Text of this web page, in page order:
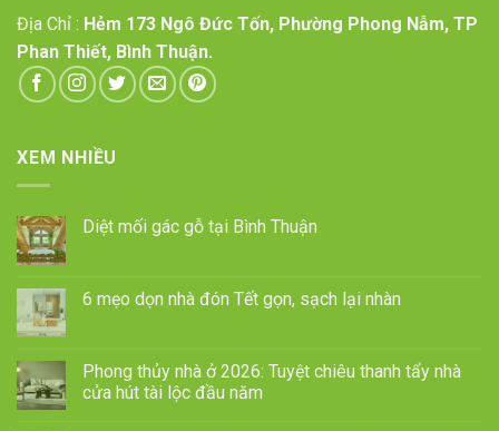
Địa Chỉ : Hẻm 173 Ngô Đức Tốn, Phường Phong Nẫm, TP
Phan Thiết, Bình Thuận.
XEM NHIỀU
Diệt mối gác gỗ tại Bình Thuận
6 mẹo dọn nhà đón Tết gọn, sạch lại nhàn
Phong thủy nhà ở 2026: Tuyệt chiêu thanh tẩy nhà
cửa hút tài lộc đầu năm